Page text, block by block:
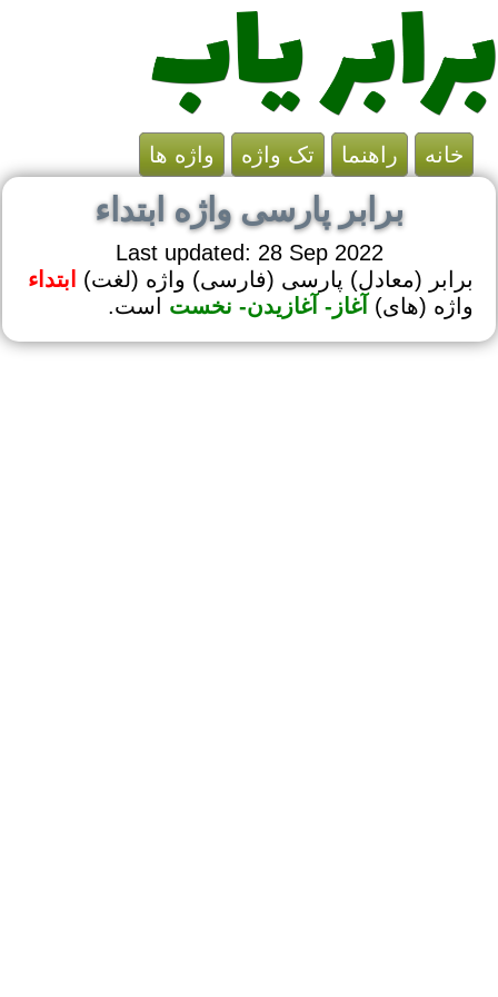
خانه راهنما تک واژه واژه ها
برابر پارسی واژه ابتداء
Last updated: 28 Sep 2022
برابر (معادل) پارسی (فارسی) واژه (لغت)
ابتداء
واژه (های) آغاز- آغازیدن- نخست است.